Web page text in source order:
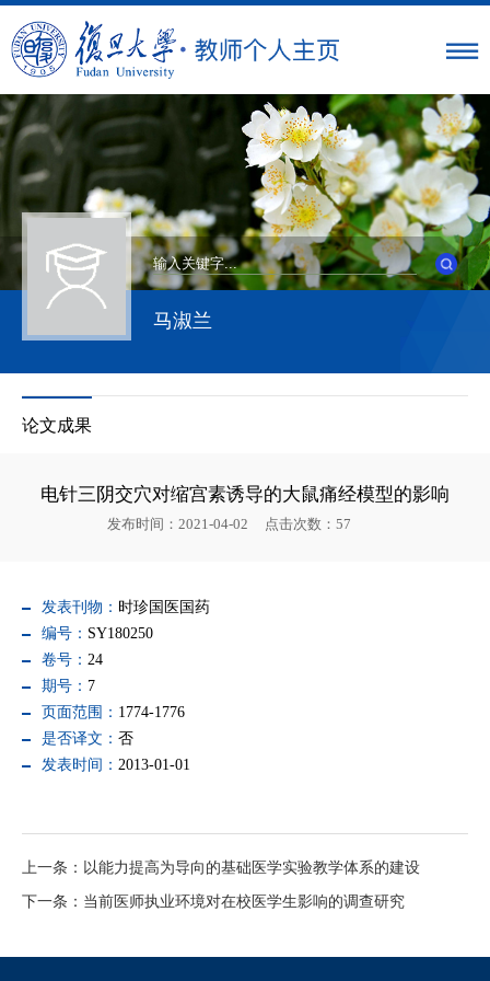
马淑兰
论文成果
电针三阴交穴对缩宫素诱导的大鼠痛经模型的影响
发布时间：2021-04-02 点击次数： 57
发表刊物： 时珍国医国药
编号： SY180250
卷号： 24
期号： 7
页面范围： 1774-1776
是否译文： 否
发表时间： 2013-01-01
上一条：以能力提高为导向的基础医学实验教学体系的建设
下一条：当前医师执业环境对在校医学生影响的调查研究